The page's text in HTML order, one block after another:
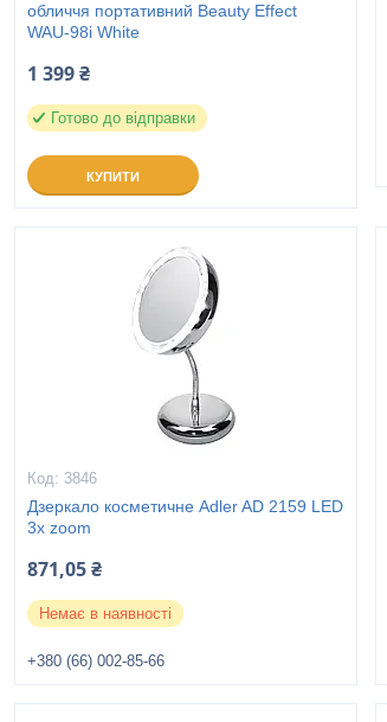
обличчя портативний Beauty Effect
WAU-98i White
1 399 ₴
Готово до відправки
КУПИТИ
3846
Дзеркало косметичне Adler AD 2159 LED
3x zoom
871,05 ₴
Немає в наявності
+380 (66) 002-85-66